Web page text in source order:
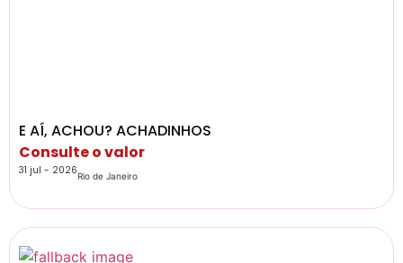
E AÍ, ACHOU? ACHADINHOS
Consulte o valor
31 jul - 2026Rio de Janeiro